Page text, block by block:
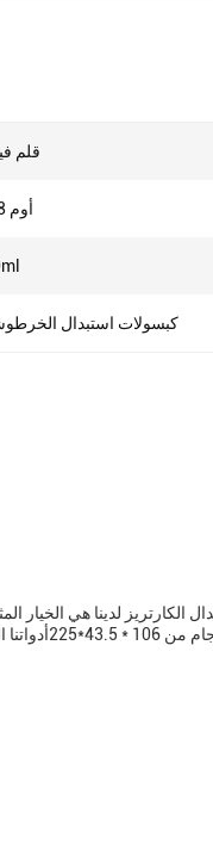
قلم
1.8 أوم
كبسولات استبدال
الكارتريز لدينا هي
الألوان